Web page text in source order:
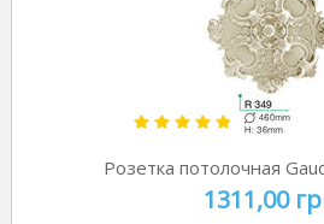
Розетка потолочная
1311,00